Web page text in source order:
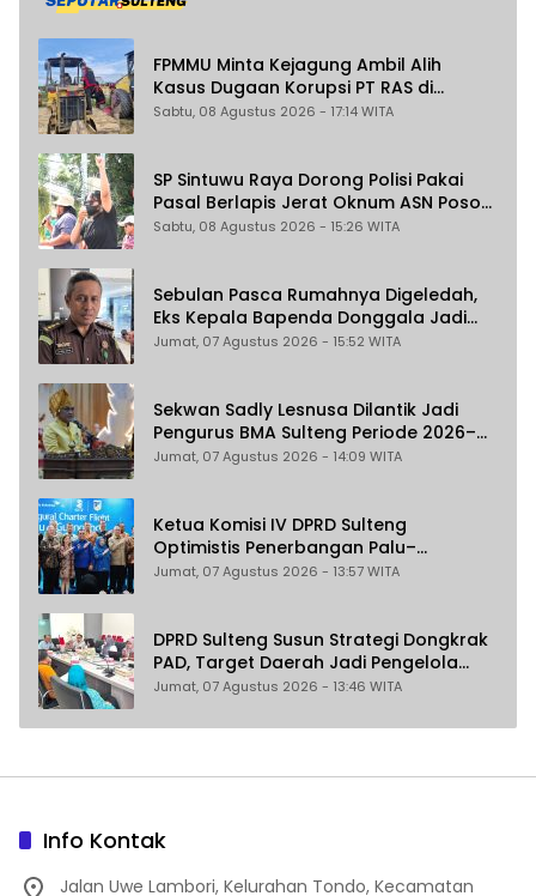
FPMMU Minta Kejagung Ambil Alih
Kasus Dugaan Korupsi PT RAS di
Morowali Utara
Sabtu, 08 Agustus 2026 - 17:14 WITA
SP Sintuwu Raya Dorong Polisi Pakai
Pasal Berlapis Jerat Oknum ASN Poso
Terlibat Dugaan Pelecehan Seksual
Sabtu, 08 Agustus 2026 - 15:26 WITA
Sebulan Pasca Rumahnya Digeledah,
Eks Kepala Bapenda Donggala Jadi
Tersangka Dugaan Korupsi
Jumat, 07 Agustus 2026 - 15:52 WITA
Sekwan Sadly Lesnusa Dilantik Jadi
Pengurus BMA Sulteng Periode 2026–
2031
Jumat, 07 Agustus 2026 - 14:09 WITA
Ketua Komisi IV DPRD Sulteng
Optimistis Penerbangan Palu–
Guangzhou Dongkrak Ekspor dan
Jumat, 07 Agustus 2026 - 13:57 WITA
DPRD Sulteng Susun Strategi Dongkrak
PAD, Target Daerah Jadi Pengelola
Sekaligus Penghasil
Jumat, 07 Agustus 2026 - 13:46 WITA
Info Kontak
Jalan Uwe Lambori, Kelurahan Tondo, Kecamatan